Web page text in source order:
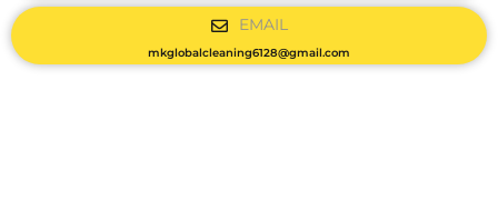
EMAIL
mkglobalcleaning6128@gmail.com